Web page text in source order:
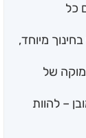
כל
בחינוך מיוחד,
של
– להוות